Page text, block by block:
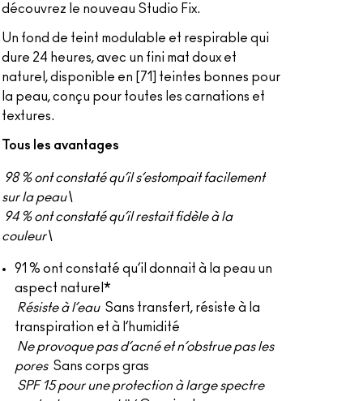
découvrez le nouveau Studio Fix.
Un fond de teint modulable et respirable qui
dure 24 heures, avec un fini mat doux et
naturel, disponible en [71] teintes bonnes pour
la peau, conçu pour toutes les carnations et
textures.
Tous les avantages
98 % ont constaté qu’il s’estompait facilement
sur la peau\
94 % ont constaté qu’il restait fidèle à la
couleur\
91 % ont constaté qu’il donnait à la peau un
aspect naturel*
Résiste à l’eau Sans transfert, résiste à la
transpiration et à l’humidité
Ne provoque pas d’acné et n’obstrue pas les
pores Sans corps gras
SPF 15 pour une protection à large spectre